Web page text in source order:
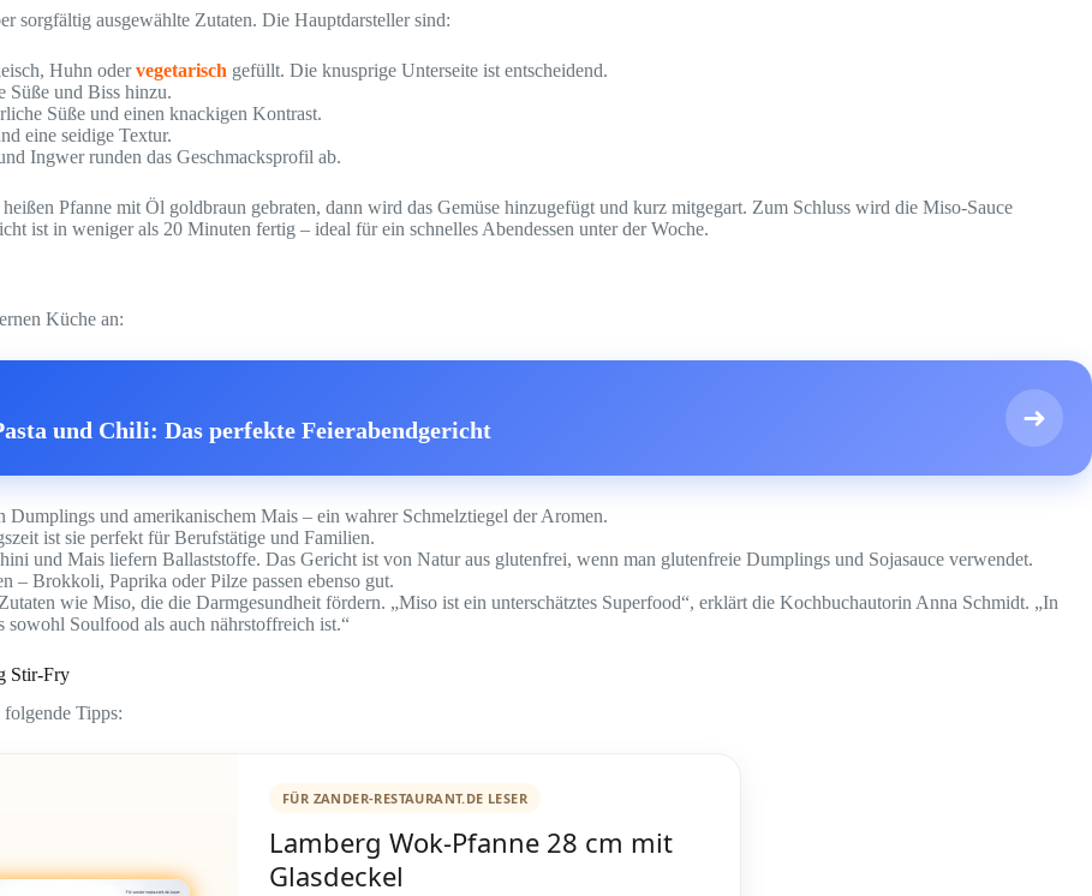
sorgfältig ausgewählte Zutaten. Die Hauptdarsteller sind:
Huhn odervegetarisch gefüllt. Die knusprige Unterseite ist entscheidend.
Süße und Biss hinzu.
Süße und einen knackigen Kontrast.
eine seidige Textur.
Ingwer runden das Geschmacksprofil ab.
Pfanne mit Öl goldbraun gebraten, dann wird das Gemüse hinzugefügt und kurz mitgegart. Zum Schluss wird die Miso-Sauce
ist in weniger als 20 Minuten fertig – ideal für ein schnelles Abendessen unter der Woche.
Küche an:
und Chili: Das perfekte Feierabendgericht ➜
Dumplings und amerikanischem Mais – ein wahrer Schmelztiegel der Aromen.
ist sie perfekt für Berufstätige und Familien.
und Mais liefern Ballaststoffe. Das Gericht ist von Natur aus glutenfrei, wenn man glutenfreie Dumplings und Sojasauce verwendet.
– Brokkoli, Paprika oder Pilze passen ebenso gut.
wie Miso, die die Darmgesundheit fördern. „Miso ist ein unterschätztes Superfood“, erklärt die Kochbuchautorin Anna Schmidt. „In
Soulfood als auch nährstoffreich ist.“
Stir-Fry
folgende Tipps:
FÜR ZANDER-RESTAURANT.DE LESER
Lamberg Wok-Pfanne 28 cm mit
Glasdeckel